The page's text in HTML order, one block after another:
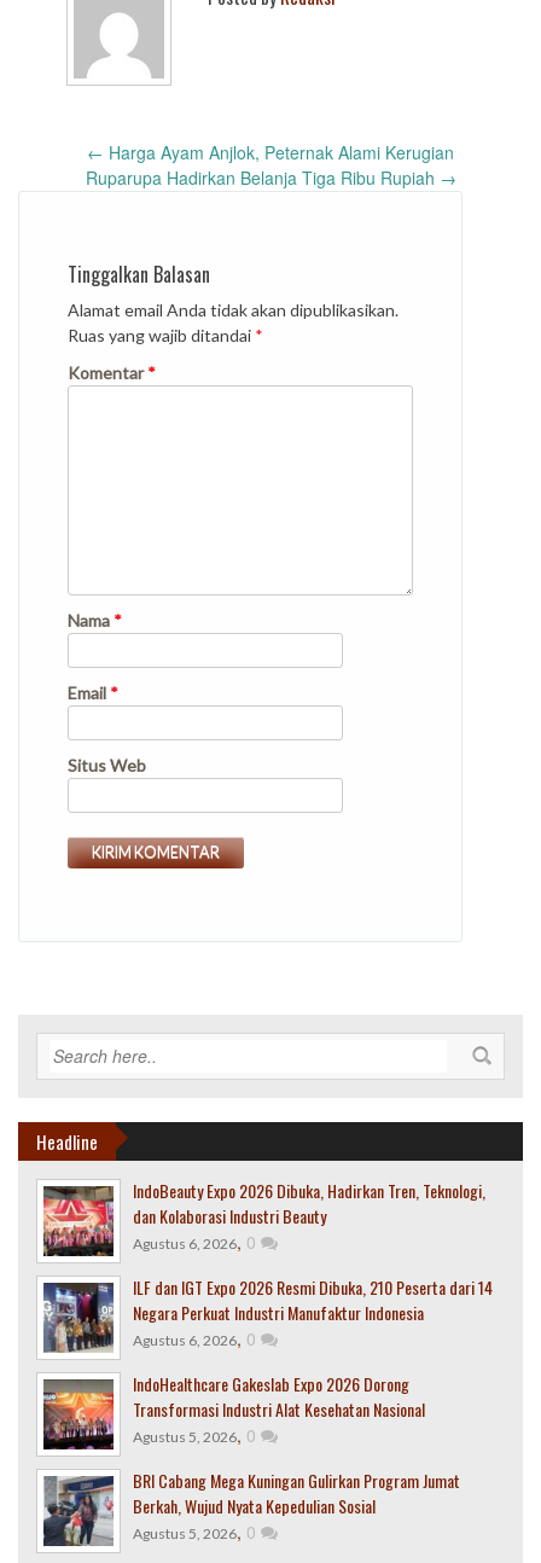
navigation
← Harga Ayam Anjlok, Peternak Alami Kerugian
Ruparupa Hadirkan Belanja Tiga Ribu Rupiah →
Tinggalkan Balasan
Alamat email Anda tidak akan dipublikasikan.
Ruas yang wajib ditandai *
Komentar*
Nama *
Email *
Situs Web
Headline
IndoBeauty Expo 2026 Dibuka, Hadirkan Tren, Teknologi,
dan Kolaborasi Industri Beauty
Agustus 6, 2026, 0
ILF dan IGT Expo 2026 Resmi Dibuka, 210 Peserta dari 14
Negara Perkuat Industri Manufaktur Indonesia
Agustus 6, 2026, 0
IndoHealthcare Gakeslab Expo 2026 Dorong
Transformasi Industri Alat Kesehatan Nasional
Agustus 5, 2026, 0
BRI Cabang Mega Kuningan Gulirkan Program Jumat
Berkah, Wujud Nyata Kepedulian Sosial
Agustus 5, 2026, 0